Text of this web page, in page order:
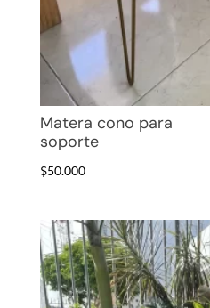
Matera cono para
soporte
$50.000